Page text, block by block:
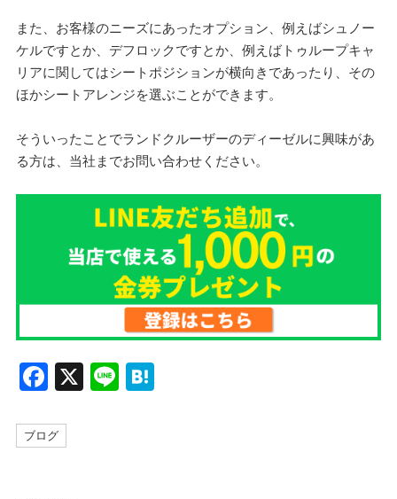
また、お客様のニーズにあったオプション、例えばシュノー
ケルですとか、デフロックですとか、例えば​​トゥループキャ
リアに関してはシートポジションが横向きであったり、その
ほかシートアレンジを選ぶことができます。
そういったことでランドクルーザーのディーゼルに興味があ
る方は、当社までお問い合わせください。
F
c
X
Li
ブログ